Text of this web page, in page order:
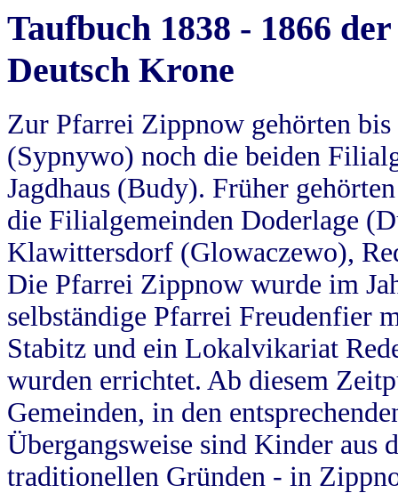
Taufbuch 1838 - 1866
Deutsch Krone
Zur Pfarrei Zippnow gehörten
(Sypnywo) noch die beiden
Jagdhaus (Budy). Früher
die Filialgemeinden Doderlage
Klawittersdorf (Glowaczewo),
Die Pfarrei Zippnow wurde im
selbständige Pfarrei Freudenfier
Stabitz und ein Lokalvikariat
wurden errichtet. Ab diesem
Gemeinden, in den
Übergangsweise sind Kinder aus
traditionellen Gründen - in